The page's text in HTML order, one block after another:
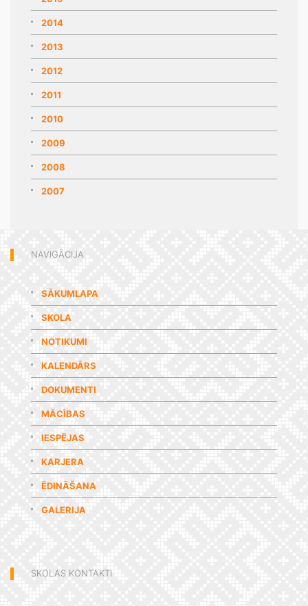
2014
2013
2012
2011
2010
2009
2008
2007
NAVIGĀCIJA
SĀKUMLAPA
SKOLA
NOTIKUMI
KALENDĀRS
DOKUMENTI
MĀCĪBAS
IESPĒJAS
KARJERA
ĒDINĀŠANA
GALERIJA
SKOLAS KONTAKTI